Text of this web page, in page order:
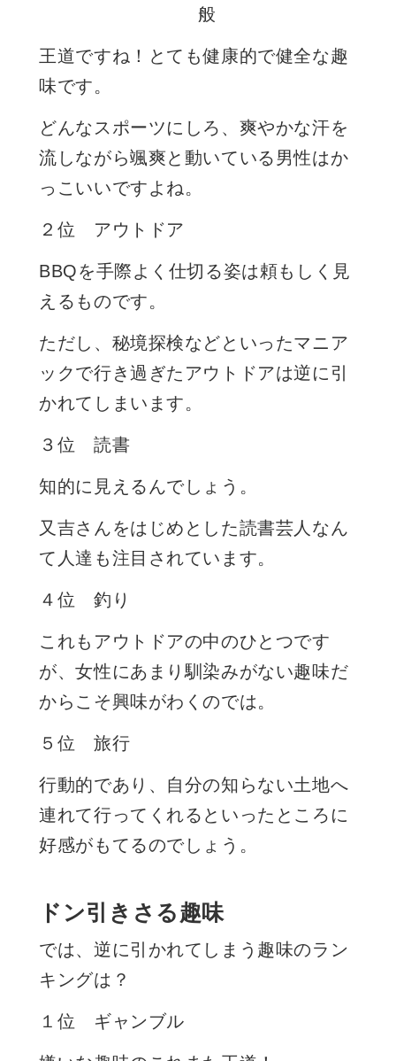
般
王道ですね！とても健康的で健全な趣
味です。
どんなスポーツにしろ、爽やかな汗を
流しながら颯爽と動いている男性はか
っこいいですよね。
２位 アウトドア
BBQを手際よく仕切る姿は頼もしく見
えるものです。
ただし、秘境探検などといったマニア
ックで行き過ぎたアウトドアは逆に引
かれてしまいます。
３位 読書
知的に見えるんでしょう。
又吉さんをはじめとした読書芸人なん
て人達も注目されています。
４位 釣り
これもアウトドアの中のひとつです
が、女性にあまり馴染みがない趣味だ
からこそ興味がわくのでは。
５位 旅行
行動的であり、自分の知らない土地へ
連れて行ってくれるといったところに
好感がもてるのでしょう。
ドン引きさる趣味
では、逆に引かれてしまう趣味のラン
キングは？
１位 ギャンブル